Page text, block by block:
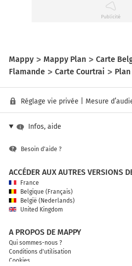
Mappy Mappy Plan Carte
Flamande
Carte Courtrai
Réglage vie privée Mesure
Infos, aide
Besoin d'aide ?
ACCÉDER AUX AUTRES VERSIONS
France
Belgique (Français)
België (Nederlands)
United Kingdom
A PROPOS DE MAPPY
Qui sommes-nous ?
Conditions d'utilisation
Cookies